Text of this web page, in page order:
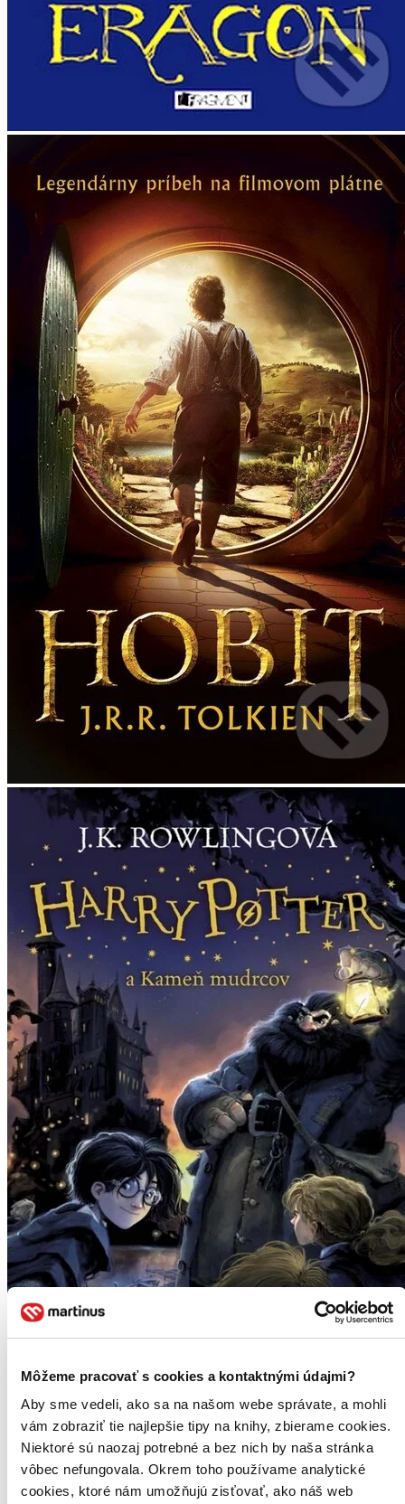
Môžeme pracovať s cookies a kontaktnými údajmi?
Aby sme vedeli, ako sa na našom webe správate, a mohli
vám zobraziť tie najlepšie tipy na knihy, zbierame cookies.
Niektoré sú naozaj potrebné a bez nich by naša stránka
vôbec nefungovala. Okrem toho používame analytické
cookies, ktoré nám umožňujú zisťovať, ako náš web